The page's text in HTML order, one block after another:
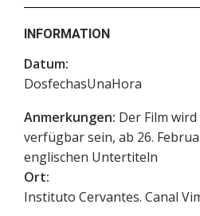
INFORMATION
Datum:
DosfechasUnaHora
Anmerkungen: Der Film
verfügbar sein, ab 26.
englischen Untertiteln
Ort:
Instituto Cervantes. Canal